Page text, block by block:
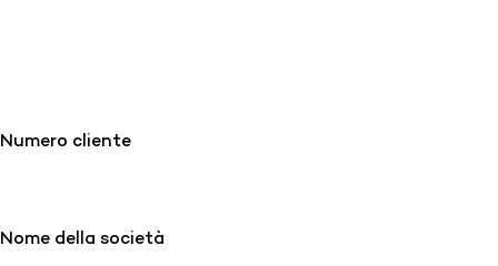
Numero cliente
Nome della società